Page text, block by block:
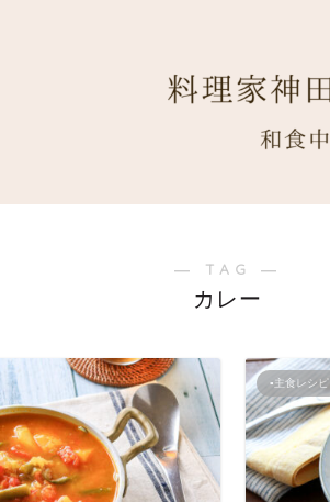
― TAG ―
カレー
▪主食レシピ